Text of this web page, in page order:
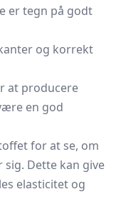
er tegn på godt
og korrekt
at producere
en god
for at se, om
Dette kan give
elasticitet og